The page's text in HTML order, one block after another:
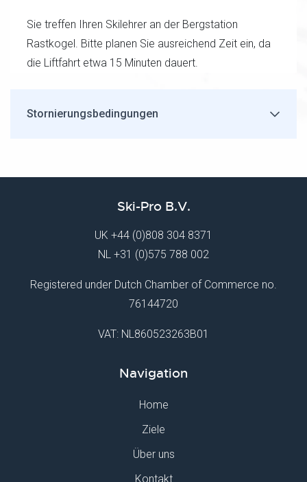
Sie treffen Ihren Skilehrer an der Bergstation
Rastkogel. Bitte planen Sie ausreichend Zeit ein, da
die Liftfahrt etwa 15 Minuten dauert.
Stornierungsbedingungen
Ski-Pro B.V.
UK +44 (0)808 304 8371
NL +31 (0)575 788 002
Registered under Dutch Chamber of Commerce no.
76144720
VAT: NL860523263B01
Navigation
Home
Ziele
Über uns
Kontakt